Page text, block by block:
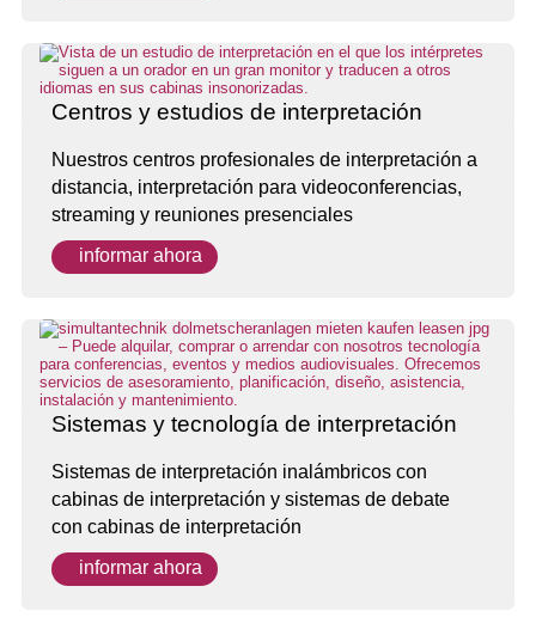
Centros y estudios de interpretación
Nuestros centros profesionales de interpretación a
distancia, interpretación para videoconferencias,
streaming y reuniones presenciales
informar ahora
Sistemas y tecnología de interpretación
Sistemas de interpretación inalámbricos con
cabinas de interpretación y sistemas de debate
con cabinas de interpretación
informar ahora